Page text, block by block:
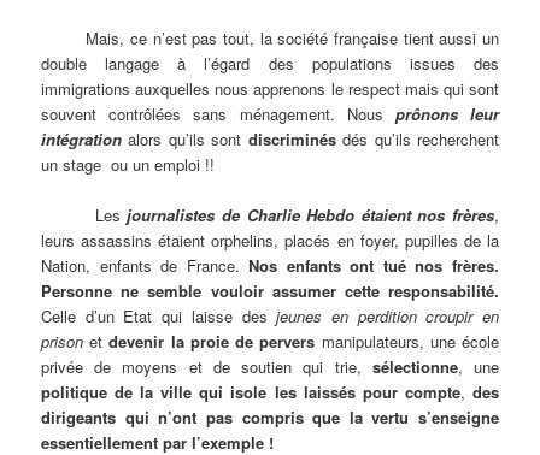
Mais, ce n’est pas tout, la société française tient aussi un
double langage à l’égard des populations issues des
immigrations auxquelles nous apprenons le respect mais qui sont
souvent contrôlées sans ménagement. Nous prônons leur
intégration alors qu’ils sont discriminésdés qu’ils recherchent
un stage ou un emploi !!
Les journalistes de Charlie Hebdo étaient nos frères,
leurs assassins étaient orphelins, placés en foyer, pupilles de la
Nation, enfants de France.Nos enfants ont tué nos frères.
Personne ne semble vouloir assumer cette responsabilité.
Celle d’un Etat qui laisse desjeunes en perdition croupir en
prison et devenir la proie de pervers manipulateurs, une école
privée de moyens et de soutien qui trie, sélectionne, une
politique de la ville qui isole les laissés pour compte, des
dirigeants qui n’ont pas compris que la vertu s’enseigne
essentiellement par l’exemple !